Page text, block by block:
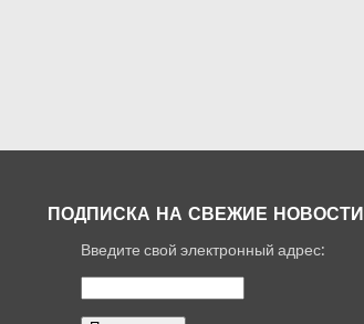
ПОДПИСКА НА СВЕЖИЕ НОВОСТИ
Введите свой электронный адрес: